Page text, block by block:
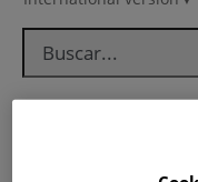
idioma